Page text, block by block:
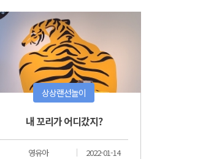
상상랜선놀이
내 꼬리가 어디갔지?
영유아 2022-01-14